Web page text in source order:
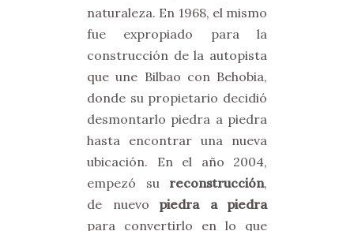
naturaleza. En 1968, el mismo
fue expropiado para la
construcción de la autopista
que une Bilbao con Behobia,
donde su propietario decidió
desmontarlo piedra a piedra
hasta encontrar una nueva
ubicación. En el año 2004,
empezó su reconstrucción,
de nuevo piedra a piedra
para convertirlo en lo que